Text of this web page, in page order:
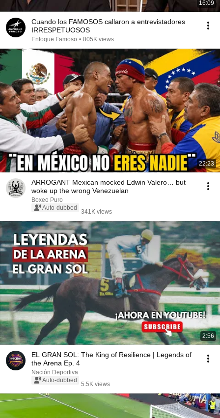
16:09
Cuando los FAMOSOS callaron a entrevistadores
IRRESPETUOSOS
Enfoque Famoso • 805K views
22:23
ARROGANT Mexican mocked Edwin Valero… but
woke up the wrong Venezuelan
Boxeo Puro
Auto-dubbed
341K views
2:56
EL GRAN SOL: The King of Resilience | Legends of
the Arena Ep. 4
Nación Deportiva
Auto-dubbed
5.5K views